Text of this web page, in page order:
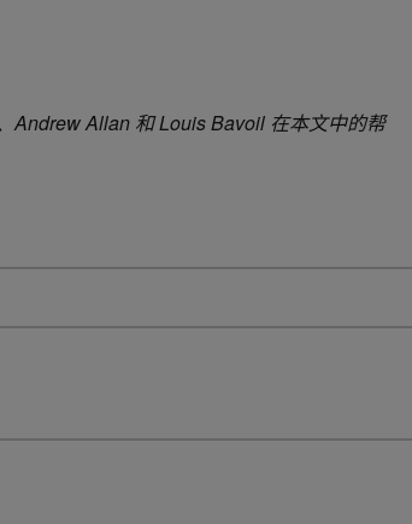
Andrew Allan 和 Louis Bavoil 在本文中的帮